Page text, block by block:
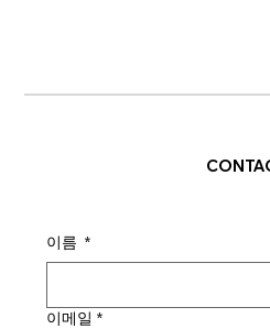
이름 *
이메일 *